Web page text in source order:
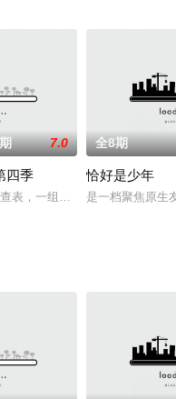
压房等特色形式进行，由“嘻
7.0
四季
表，一组职场的上下级关系，
全8期
恰好是少年
是一档聚焦原生